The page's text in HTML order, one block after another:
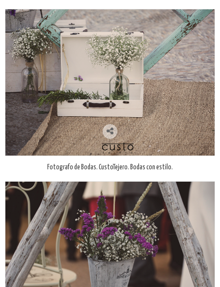
Fotografo de Bodas. CustoTejero. Bodas con estilo.